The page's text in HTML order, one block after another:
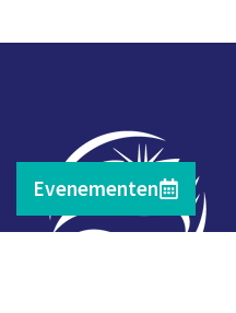
Evenementen